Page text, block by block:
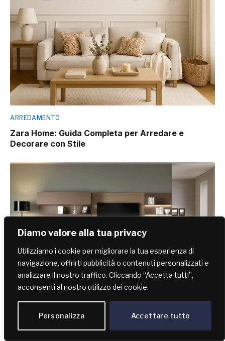
Diamo valore alla tua privacy
Utilizziamo i cookie per migliorare la tua esperienza di
navigazione, offrirti pubblicità o contenuti personalizzati e
analizzare il nostro traffico. Cliccando “Accetta tutti”,
acconsenti al nostro utilizzo dei cookie.
Personalizza Accettare tutto
ARREDAMENTO
Zara Home: Guida Completa per Arredare e
Decorare con Stile
ARREDAMENTO
Arredamento Salotto Moderno Elegante: Idee e
Consigli